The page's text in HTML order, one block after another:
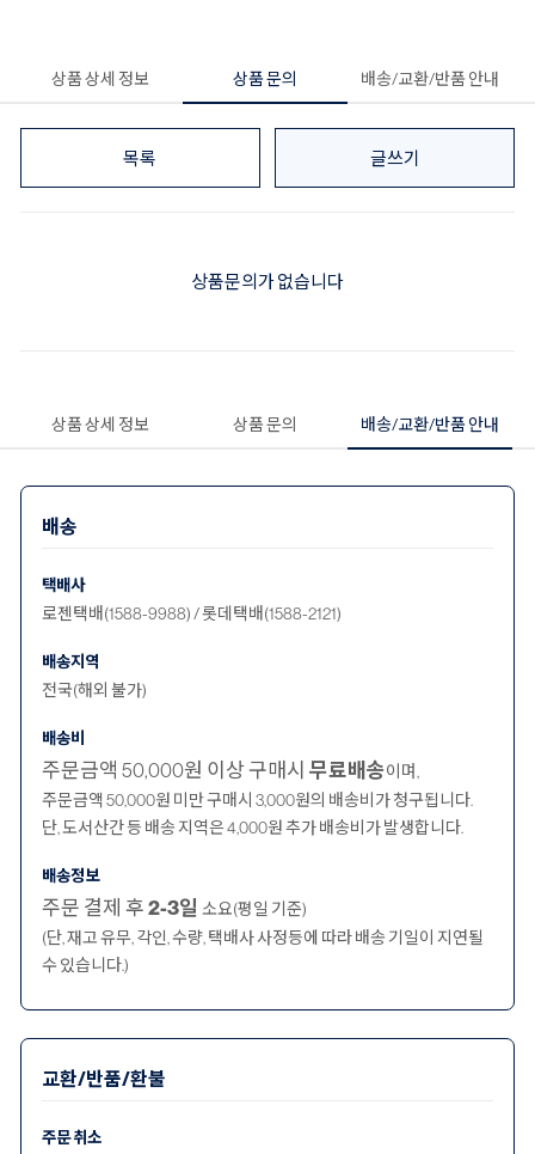
상품 상세 정보 상품 문의 배송/교환/반품 안내
목록 글쓰기
상품문의가 없습니다
상품 상세 정보 상품 문의 배송/교환/반품 안내
배송
택배사
로젠택배(1588-9988) / 롯데택배(1588-2121)
배송지역
전국(해외 불가)
배송비
주문금액 50,000원 이상 구매시 무료배송이며,
주문금액 50,000원 미만 구매시 3,000원의 배송비가 청구됩니다.
단, 도서산간 등 배송 지역은 4,000원 추가 배송비가 발생합니다.
배송정보
주문 결제 후2-3일 소요(평일 기준)
(단, 재고 유무, 각인, 수량, 택배사 사정등에 따라 배송 기일이 지연될
수 있습니다.)
교환/반품/환불
주문 취소